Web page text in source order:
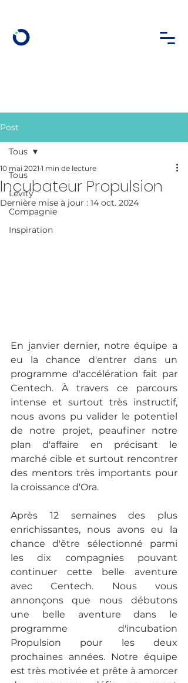
Post
Tous
Levity
Compagnie
Inspiration
Tous
Incubateur Propulsion
10 mai 2021 1 min de lecture
Dernière mise à jour : 14 oct. 2024
En janvier dernier, notre équipe a
eu la chance d'entrer dans un
programme d'accélération fait par
Centech. À travers ce parcours
intense et surtout très instructif,
nous avons pu valider le potentiel
de notre projet, peaufiner notre
plan d'affaire en précisant le
marché cible et surtout rencontrer
des mentors très importants pour
la croissance d'Ora.
Après 12 semaines des plus
enrichissantes, nous avons eu la
chance d'être sélectionné parmi
les dix compagnies pouvant
continuer cette belle aventure
avec Centech. Nous vous
annonçons que nous débutons
une belle aventure dans le
programme d'incubation
Propulsion pour les deux
prochaines années. Notre équipe
est très motivée et prête à amorcer